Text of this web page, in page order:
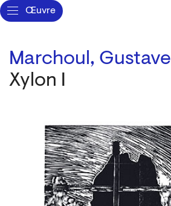
Œuvre
Marchoul, Gustave
Xylon I